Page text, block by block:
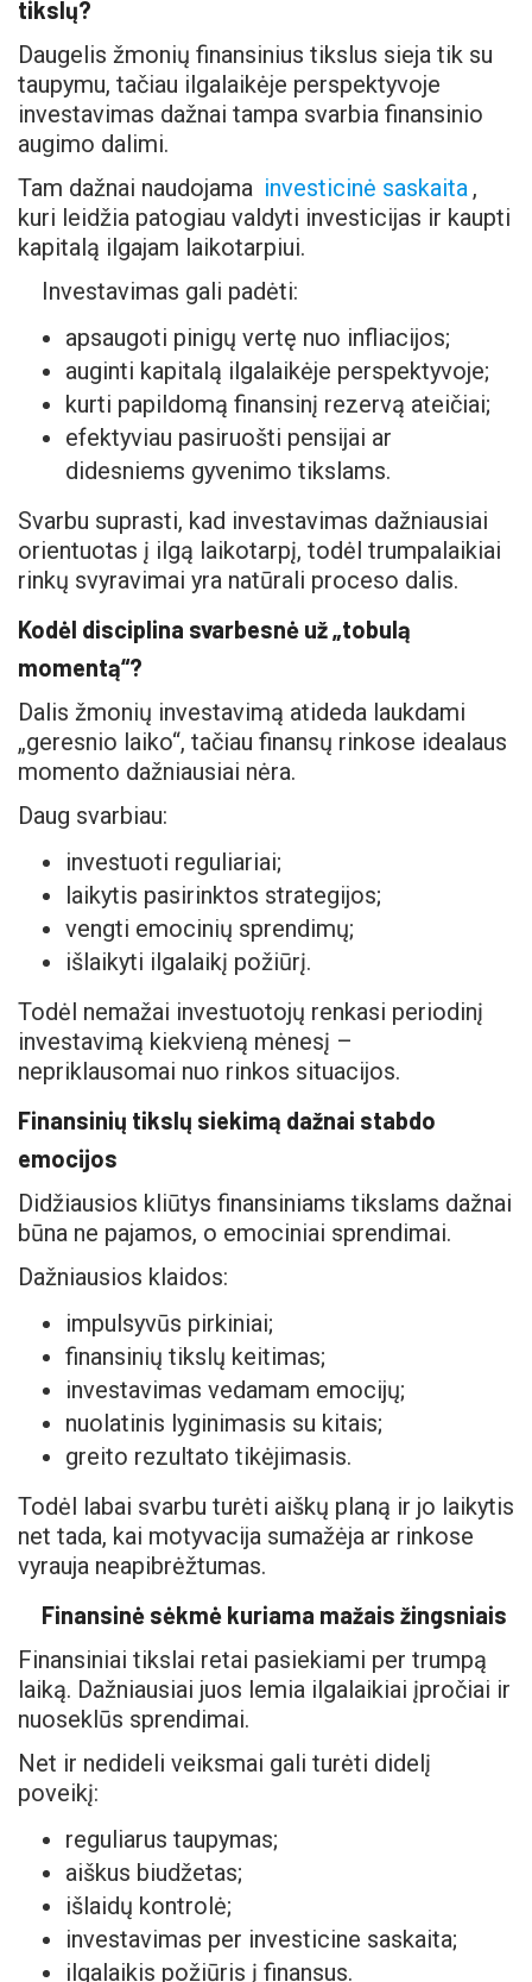
tikslų?
Daugelis žmonių finansinius tikslus sieja tik su
taupymu, tačiau ilgalaikėje perspektyvoje
investavimas dažnai tampa svarbia finansinio
augimo dalimi.
Tam dažnai naudojama investicinė saskaita ,
kuri leidžia patogiau valdyti investicijas ir kaupti
kapitalą ilgajam laikotarpiui.
Investavimas gali padėti:
apsaugoti pinigų vertę nuo infliacijos;
auginti kapitalą ilgalaikėje perspektyvoje;
kurti papildomą finansinį rezervą ateičiai;
efektyviau pasiruošti pensijai ar
didesniems gyvenimo tikslams.
Svarbu suprasti, kad investavimas dažniausiai
orientuotas į ilgą laikotarpį, todėl trumpalaikiai
rinkų svyravimai yra natūrali proceso dalis.
Kodėl disciplina svarbesnė už „tobulą
momentą“?
Dalis žmonių investavimą atideda laukdami
„geresnio laiko“, tačiau finansų rinkose idealaus
momento dažniausiai nėra.
Daug svarbiau:
investuoti reguliariai;
laikytis pasirinktos strategijos;
vengti emocinių sprendimų;
išlaikyti ilgalaikį požiūrį.
Todėl nemažai investuotojų renkasi periodinį
investavimą kiekvieną mėnesį –
nepriklausomai nuo rinkos situacijos.
Finansinių tikslų siekimą dažnai stabdo
emocijos
Didžiausios kliūtys finansiniams tikslams dažnai
būna ne pajamos, o emociniai sprendimai.
Dažniausios klaidos:
impulsyvūs pirkiniai;
finansinių tikslų keitimas;
investavimas vedamam emocijų;
nuolatinis lyginimasis su kitais;
greito rezultato tikėjimasis.
Todėl labai svarbu turėti aiškų planą ir jo laikytis
net tada, kai motyvacija sumažėja ar rinkose
vyrauja neapibrėžtumas.
Finansinė sėkmė kuriama mažais žingsniais
Finansiniai tikslai retai pasiekiami per trumpą
laiką. Dažniausiai juos lemia ilgalaikiai įpročiai ir
nuoseklūs sprendimai.
Net ir nedideli veiksmai gali turėti didelį
poveikį:
reguliarus taupymas;
aiškus biudžetas;
išlaidų kontrolė;
investavimas per investicine saskaita;
ilgalaikis požiūris į finansus.